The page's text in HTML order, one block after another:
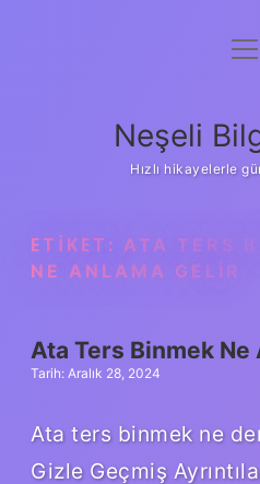
Yasal
Neşeli
Hızlı hikayelerle
ETIKET: ATA TERS
NE ANLAMA GELIR
Ata Ters Binmek Ne
Tarih: Aralık 28, 2024
Ata ters binmek ne
Gizle Geçmiş